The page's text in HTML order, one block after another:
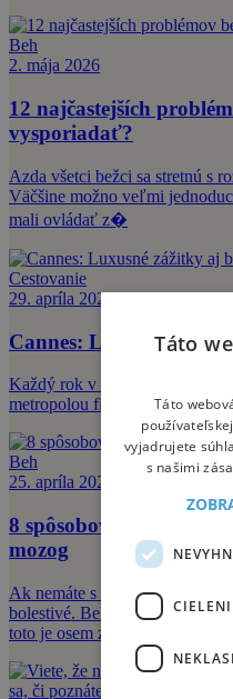
Beh
2. mája 2026
12 najčastejších
vysporiadať?
Azda všetci bežci sa stretnú s
Väčšine možno veľmi
mali ovládať z�
Cestovanie
29. apríla 2026
Cannes: Luxusné
Každý rok v máji sa mesto na
metropolou filmového sveta.
Beh
25. apríla 2026
8 spôsobov, akými môže
mozog
Ak nemáte s behaním
bolestivé. Beh má ale
toto je osem z nich.
Táto
Táto
vyjadrujete
s našimi